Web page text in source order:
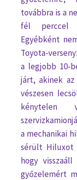
továbbra is a
fél perccel
Egyébként
Toyota-
a legjobb 10-
járt, akinek
vészesen
kénytelen
a mechanikai
sérült Hiluxot
hogy
győzelemért